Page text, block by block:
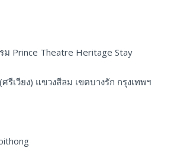
ม Prince Theatre Heritage Stay
รีเวียง) แขวงสีลม เขตบางรัก กรุงเทพฯ